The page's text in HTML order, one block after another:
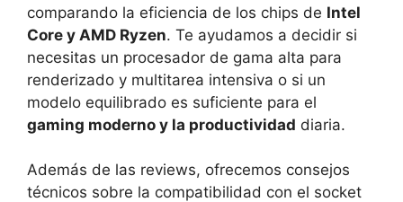
comparando la eficiencia de los chips de Intel
Core y AMD Ryzen. Te ayudamos a decidir si
necesitas un procesador de gama alta para
renderizado y multitarea intensiva o si un
modelo equilibrado es suficiente para el
gaming moderno y la productividad diaria.
Además de las reviews, ofrecemos consejos
técnicos sobre la compatibilidad con el socket